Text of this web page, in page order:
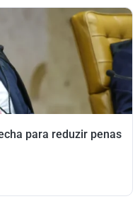
para reduzir penas